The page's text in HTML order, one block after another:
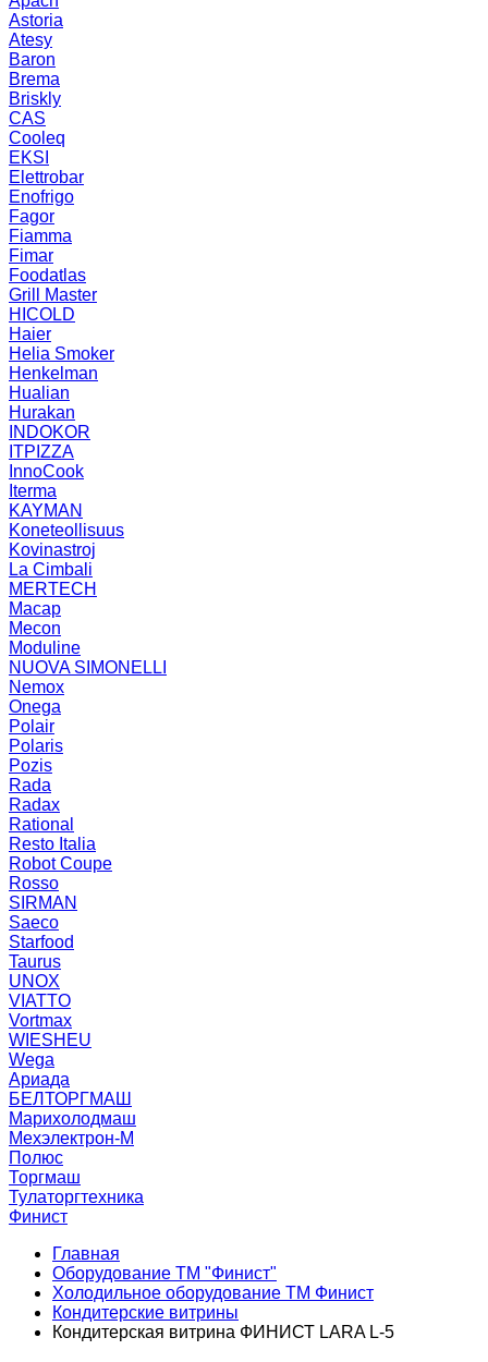
Astoria
Atesy
Baron
Brema
Briskly
CAS
Cooleq
EKSI
Elettrobar
Enofrigo
Fagor
Fiamma
Fimar
Foodatlas
Grill Master
HICOLD
Haier
Helia Smoker
Henkelman
Hualian
Hurakan
INDOKOR
ITPIZZA
InnoCook
Iterma
KAYMAN
Koneteollisuus
Kovinastroj
La Cimbali
MERTECH
Macap
Mecon
Moduline
NUOVA SIMONELLI
Nemox
Onega
Polair
Polaris
Pozis
Rada
Radax
Rational
Resto Italia
Robot Coupe
Rosso
SIRMAN
Saeco
Starfood
Taurus
UNOX
VIATTO
Vortmax
WIESHEU
Wega
Ариада
БЕЛТОРГМАШ
Марихолодмаш
Мехэлектрон-М
Полюс
Торгмаш
Тулаторгтехника
Финист
Главная
Оборудование ТМ "Финист"
Холодильное оборудование ТМ Финист
Кондитерские витрины
Кондитерская витрина ФИНИСТ LARA L-5